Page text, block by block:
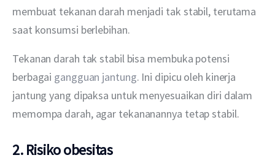
membuat tekanan darah menjadi tak stabil, terutama
saat konsumsi berlebihan.
Tekanan darah tak stabil bisa membuka potensi
berbagai gangguan jantung. Ini dipicu oleh kinerja
jantung yang dipaksa untuk menyesuaikan diri dalam
memompa darah, agar tekananannya tetap stabil.
2. Risiko obesitas